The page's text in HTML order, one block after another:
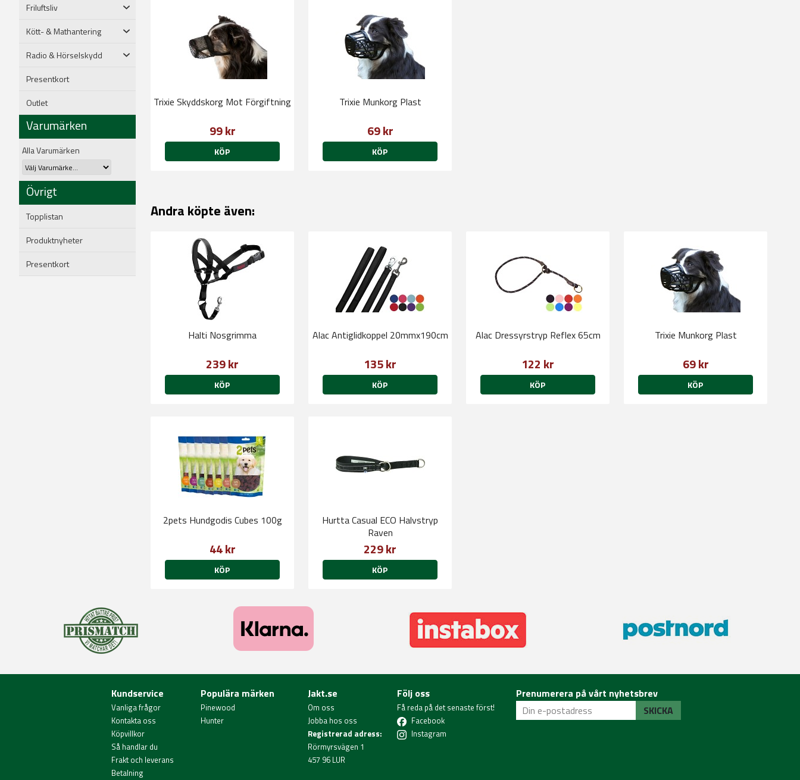
Friluftsliv
Kött- & Mathantering
Radio & Hörselskydd
Presentkort
Outlet
Varumärken
Alla Varumärken
Övrigt
Topplistan
Produktnyheter
Presentkort
Trixie Skyddskorg Mot Förgiftning
99 kr
KÖP
Trixie Munkorg Plast
69 kr
KÖP
Andra köpte även:
Halti Nosgrimma
239 kr
KÖP
Alac Antiglidkoppel 20mmx190cm
135 kr
KÖP
Alac Dressyrstryp Reflex 65cm
122 kr
KÖP
Trixie Munkorg Plast
69 kr
KÖP
2pets Hundgodis Cubes 100g
44 kr
KÖP
Hurtta Casual ECO Halvstryp
Raven
229 kr
KÖP
Kundservice
Vanliga frågor
Kontakta oss
Köpvillkor
Så handlar du
Frakt och leverans
Betalning
Populära märken
Pinewood
Hunter
Jakt.se
Om oss
Jobba hos oss
Registrerad adress:
Rörmyrsvägen 1
457 96 LUR
Följ oss
Få reda på det senaste först!
Facebook
Instagram
Prenumerera på vårt nyhetsbrev
SKICKA